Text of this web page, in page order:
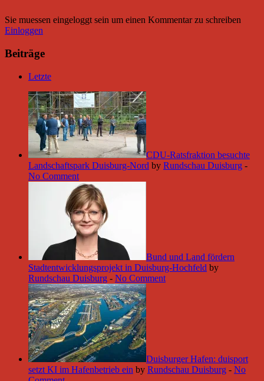
Sie muessen eingeloggt sein um einen Kommentar zu schreiben
Einloggen
Beiträge
Letzte
CDU-Ratsfraktion besuchte
Landschaftspark Duisburg-Nord by Rundschau Duisburg -
No Comment
Bund und Land fördern
Stadtentwicklungsprojekt in Duisburg-Hochfeld by
Rundschau Duisburg - No Comment
Duisburger Hafen: duisport
setzt KI im Hafenbetrieb ein by Rundschau Duisburg - No